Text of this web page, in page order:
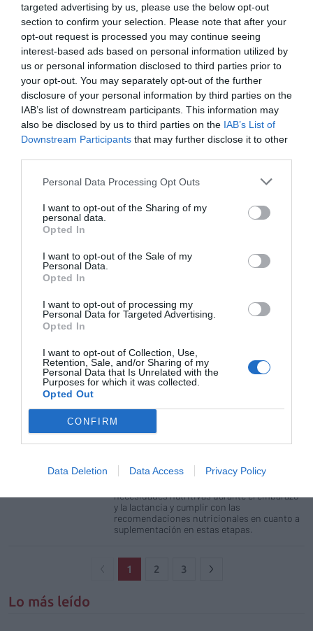
targeted advertising by us, please use the below opt-out
section to confirm your selection. Please note that after your
opt-out request is processed you may continue seeing
interest-based ads based on personal information utilized by
us or personal information disclosed to third parties prior to
your opt-out. You may separately opt-out of the further
disclosure of your personal information by third parties on the
IAB’s list of downstream participants. This information may
also be disclosed by us to third parties on the IAB’s List of
Downstream Participants that may further disclose it to other
Personal Data Processing Opt Outs
I want to opt-out of the Sharing of my
personal data.
Opted In
I want to opt-out of the Sale of my
Personal Data.
Opted In
I want to opt-out of processing my
Personal Data for Targeted Advertising.
Opted In
I want to opt-out of Collection, Use,
Retention, Sale, and/or Sharing of my
Personal Data that Is Unrelated with the
Purposes for which it was collected.
Opted Out
CONFIRM
Data Deletion Data Access Privacy Policy
Suplementos nutricionales en el
embarazo y la lactancia
Salud
María José Alonso Osorio
28/10/2019
Laboratorios Ordesa lanza
DONNAplus Matermil, un
favorecer la lactancia
Noticias y novedades
09/06/2017
DONNAplus Matermil, un complemento
alimenticio para favorecer la lactancia
de la cebada, que estimula y favorece el
incremento de la prolactina y a través de la
Angelini Farmacéutica lanza
Gravidanza embarazo y Gravidanza
Noticias y novedades
Redacción
última generación. Su composición está
necesidades nutritivas durante el embarazo
y la lactancia y cumplir con las
recomendaciones nutricionales en cuanto a
suplementación en estas etapas.
1 2 3
Lo más leído